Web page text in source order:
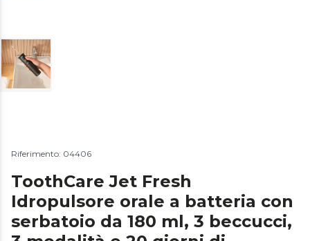
Riferimento: 04406
ToothCare Jet Fresh
Idropulsore orale a batteria con
serbatoio da 180 ml, 3 beccucci,